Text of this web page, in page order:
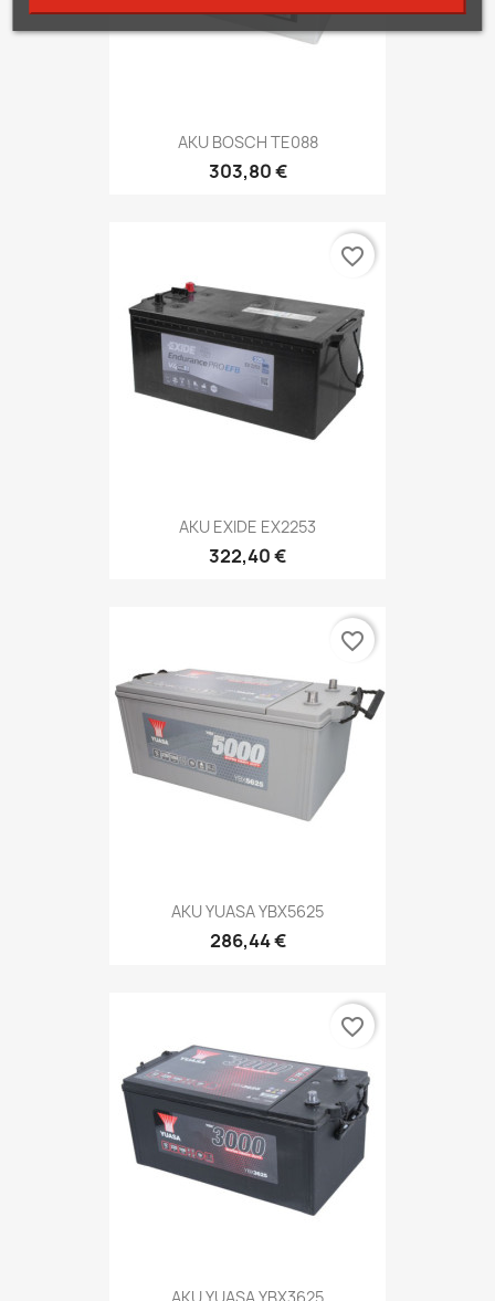
AKU BOSCH TE088
303,80 €
AKU EXIDE EX2253
322,40 €
favorite_border
AKU YUASA YBX5625
286,44 €
favorite_border
favorite_border